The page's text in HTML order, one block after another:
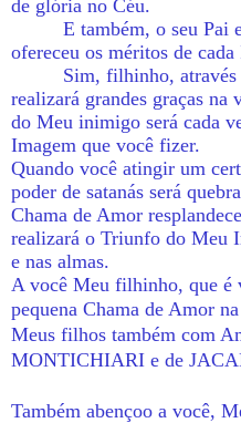
de glória no Céu.
E também, o seu Pai
ofereceu os méritos de
Sim, filhinho, através
realizará grandes graças
do Meu inimigo será cada
Imagem que você fizer.
Quando você atingir um
poder de satanás será
Chama de Amor
realizará o Triunfo do Meu
e nas almas.
A você Meu filhinho, que é
pequena Chama de Amor
Meus filhos também com
MONTICHIARI e de
Também abençoo a você,